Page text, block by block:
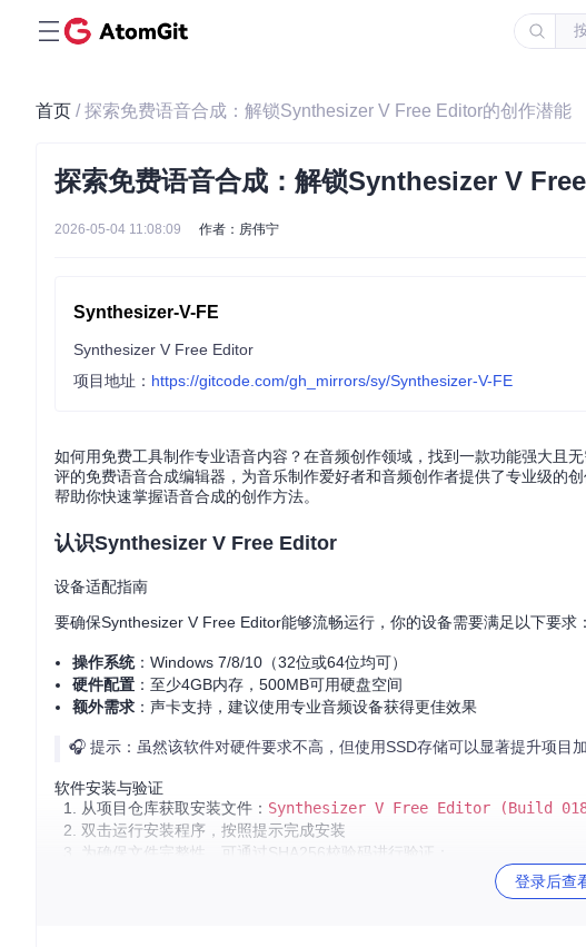
首页 / 探索免费语音合成：解锁Synthesizer V Free Editor的创作潜能
探索免费语音合成：解锁Synthesizer V
2026-05-04 11:08:09 作者：房伟宁
Synthesizer-V-FE
Synthesizer V Free Editor
项目地址： https://gitcode.com/gh_mirrors/sy/Synthesizer-V-FE
如何用免费工具制作专业语音内容？在音频创作领域，找到一款功能强大且
评的免费语音合成编辑器，为音乐制作爱好者和音频创作者提供了专业级的
帮助你快速掌握语音合成的创作方法。
认识Synthesizer V Free Editor
设备适配指南
要确保Synthesizer V Free Editor能够流畅运行，你的设备需要满足以下要求：
操作系统：Windows 7/8/10（32位或64位均可）
硬件配置 ：至少4GB内存，500MB可用硬盘空间
额外需求 ：声卡支持，建议使用专业音频设备获得更佳效果
🎧 提示：虽然该软件对硬件要求不高，但使用SSD存储可以显著提升项目
软件安装与验证
从项目仓库获取安装文件： Synthesizer V Free Editor (Build
双击运行安装程序，按照提示完成安装
为确保文件完整性，可通过SHA256校验码进行验证：
Synthesizer V Free Editor (Build 登录后查